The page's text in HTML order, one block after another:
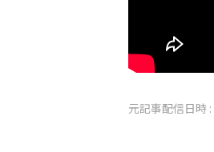
元記事配信日時 :